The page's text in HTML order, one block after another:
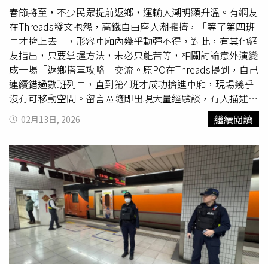
春節將至，不少民眾提前返鄉，運輸人潮明顯升溫。有網友
在Threads發文抱怨，高鐵自由座人潮擁擠，「等了第四班
車才擠上去」，形容車廂內幾乎動彈不得，對此，有其他網
友指出，只要掌握方法，未必只能苦等，相關討論意外演變
成一場「返鄉搭車攻略」交流。原PO在Threads提到，自己
連續錯過數班列車，直到第4班才成功擠進車廂，現場幾乎
沒有可移動空間。留言區隨即出現大量經驗談，有人描述車
門口長時間卡滿人潮，後方旅客難以前進，也有人認為尖峰
期間應強化自由座動線引導。不過另一派網友則提出不同觀
察，認為自由座其實存在「空隙時間」。有人分享，若原本
排隊車廂過於擁擠，可快速改往相鄰車廂嘗試，往往能在最
後關門前找到立足空間；也有人刻意避開熱門時段，或選擇
夜間班次，成功降低排隊風險。此外，還有旅客提出替代方
案，指出中部往返南北可改搭台鐵新自強號，若加計高鐵接
駁與候車時間，整體花費未必較省時；也有人偏好客運，認
為雖耗時但座位穩定。面對連假運輸高峰，網友普遍建議提
早到站、留意廣播與即時資訊，並保留換車廂或調整班次的
彈性，才能在龐大人潮中提高順利返鄉的機會。
02月13日, 2026 繼續閱讀